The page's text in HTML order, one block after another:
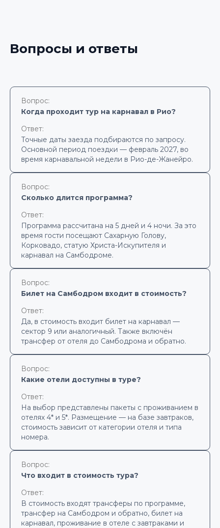
Вопросы и ответы
Вопрос:
Когда проходит тур на карнавал в Рио?
Ответ:
Точные даты заезда подбираются по запросу.
Основной период поездки — февраль 2027, во
время карнавальной недели в Рио-де-Жанейро.
Вопрос:
Сколько длится программа?
Ответ:
Программа рассчитана на 5 дней и 4 ночи. За это
время гости посещают Сахарную Голову,
Корковадо, статую Христа-Искупителя и
карнавал на Самбодроме.
Вопрос:
Билет на Самбодром входит в стоимость?
Ответ:
Да, в стоимость входит билет на карнавал —
сектор 9 или аналогичный. Также включён
трансфер от отеля до Самбодрома и обратно.
Вопрос:
Какие отели доступны в туре?
Ответ:
На выбор представлены пакеты с проживанием в
отелях 4* и 5*. Размещение — на базе завтраков,
стоимость зависит от категории отеля и типа
номера.
Вопрос:
Что входит в стоимость тура?
Ответ:
В стоимость входят трансферы по программе,
трансфер на Самбодром и обратно, билет на
карнавал, проживание в отеле с завтраками и